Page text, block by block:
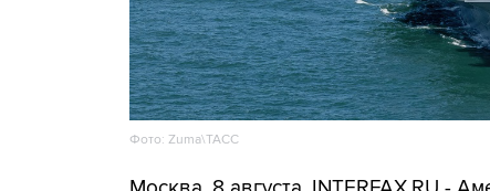
Фото: Zuma\ТАСС